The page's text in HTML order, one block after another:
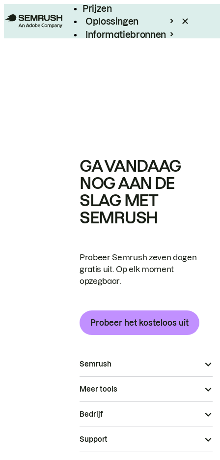
Prijzen
Oplossingen
Informatiebronnen
GA VANDAAG
NOG AAN DE
SLAG MET
SEMRUSH
Probeer Semrush zeven dagen
gratis uit. Op elk moment
opzegbaar.
Probeer het kosteloos uit
Semrush
Meer tools
Bedrijf
Support